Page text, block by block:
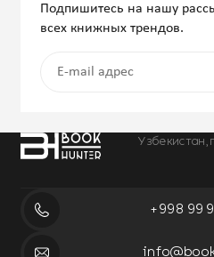
+998 99
Подпишитесь на нашу
всех книжных трендов.